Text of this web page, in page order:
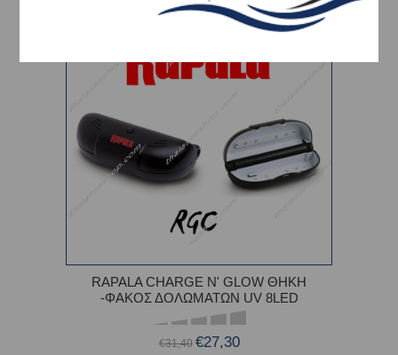
-13%
RAPALA CHARGE N' GLOW ΘΗΚΗ
-ΦΑΚΟΣ ΔΟΛΩΜΑΤΩΝ UV 8LED
€31,40 €27,30